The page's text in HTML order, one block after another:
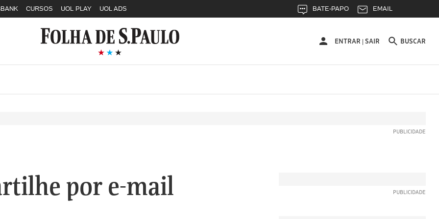
CURSOS UOL PLAY UOL ADS BATE-PAPO EMAIL
ENTRAR
ENTRAR | SAIR BUSCAR
por e-mail